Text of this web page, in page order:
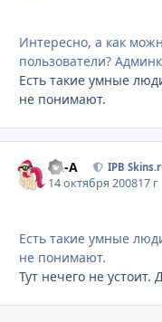
Интересно, а как
пользователи?
Есть такие умные
не понимают.
Ph-A IPB
14 октября 200817 г
Есть такие умные
не понимают.
Тут нечего не устоит.